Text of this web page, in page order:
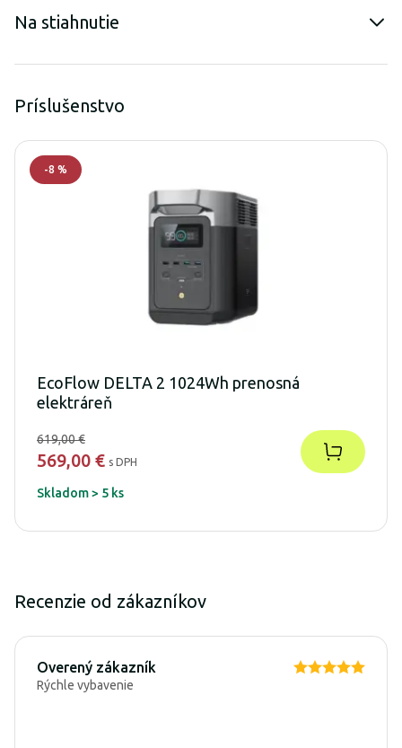
Na stiahnutie
Príslušenstvo
-8 %
EcoFlow DELTA 2 1024Wh prenosná
elektráreň
619,00 €
569,00 € s DPH
Skladom > 5 ks
Recenzie od zákazníkov
Overený zákazník
Rýchle vybavenie